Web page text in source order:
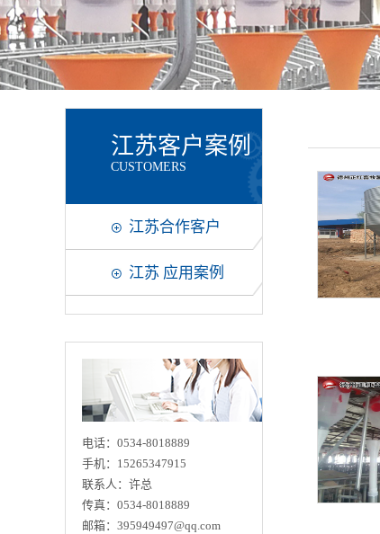
江苏客户案例
CUSTOMERS
江苏合作客户
江苏 应用案例
电话：0534-8018889
手机：15265347915
联系人：许总
传真：0534-8018889
邮箱：395949497@qq.com